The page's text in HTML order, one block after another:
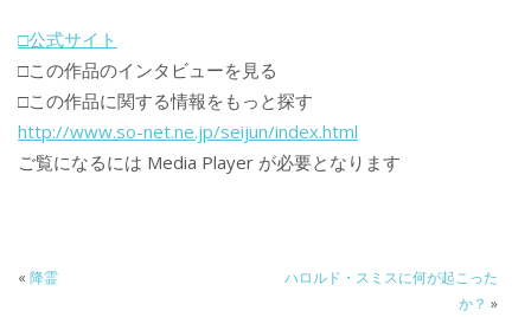
□公式サイト
□この作品のインタビューを見る
□この作品に関する情報をもっと探す
http://www.so-net.ne.jp/seijun/index.html
ご覧になるには Media Player が必要となります
« 降霊
ハロルド・スミスに何が起こった
か？ »